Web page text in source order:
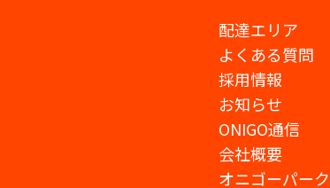
配達エリア
よくある質問
採用情報
お知らせ
ONIGO通信
会社概要
オニゴーパーク